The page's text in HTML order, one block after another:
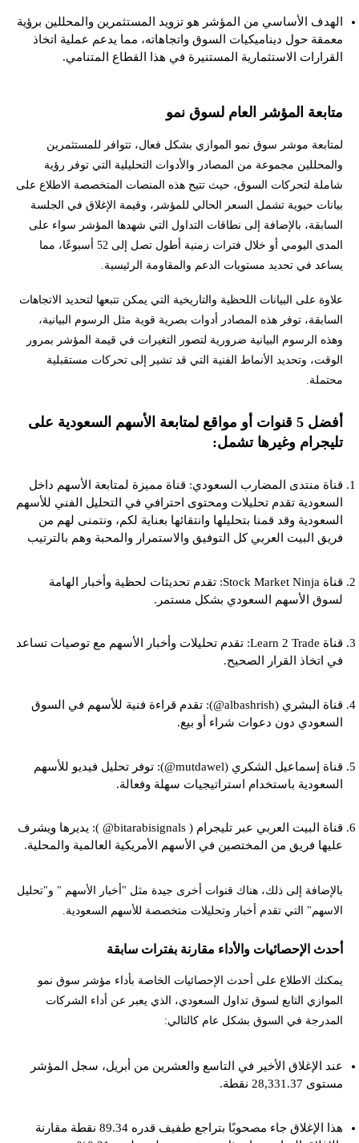
الهدف الأساسي من المؤشر هو تزويد المستثمرين والمحللين برؤية
معمقة حول ديناميكيات السوق واتجاهاته، مما يدعم عملية اتخاذ
القرارات الاستثمارية المستنيرة في هذا القطاع المتنامي.
متابعة المؤشر العام لسوق نمو
لمتابعة موشر سوق نمو الموازي بشكل فعال، تتوافر للمستثمرين
والمحللين مجموعة من المصادر والأدوات التحليلية التي توفر رؤية
شاملة لتحركات السوق، حيث تتيح هذه المنصات المتخصصة الاطلاع على
بيانات حيوية تشمل السعر الحالي للمؤشر، وقيمة الإغلاق في الجلسة
السابقة، بالإضافة إلى نطاقات التداول التي شهدها المؤشر سواء على
المدى اليومي أو خلال فترات زمنية أطول تصل إلى 52 أسبوعًا، مما
يساعد في تحديد مستويات الدعم والمقاومة الرئيسية.
علاوة على البيانات اللحظية والتاريخية التي يمكن تتبعها لتحديد الاتجاهات
السابقة، توفر هذه المصادر أدوات بصرية قوية مثل الرسوم البيانية،
وهذه الرسوم البيانية ضرورية لتصور التغيرات في قيمة المؤشر بمرور
الوقت، وتحديد الأنماط الفنية التي قد تشير إلى تحركات مستقبلية
محتملة.
أفضل 5 قنوات أو مواقع لمتابعة الأسهم السعودية على
تليجرام وغيرها تشمل:
قناة منتدى المضارب السعودي: قناة مميزة لمتابعة الأسهم داخل
السعودية تقدم تحليلات ومحتوى احترافي في التحليل الفني للأسهم
السعودية وقد قمنا بتحليلها وانتقائها بعناية لكم، ونتمنى لهم من
فريق البيت العربي كل التوفيق والاستمرار والمحبة وهم بالترتيب
قناة Stock Market Ninja: تقدم تحديثات لحظية وأخبار الهامة
لسوق الأسهم السعودي بشكل مستمر.
قناة Learn 2 Trade: تقدم تحليلات وأخبار الأسهم مع توصيات تساعد
في اتخاذ القرار الصحيح.
قناة البشري (albashrish@): تقدم قراءة فنية للأسهم في السوق
السعودي دون دعوات شراء أو بيع.
قناة إسماعيل الشكري (mutdawel@): توفر تحليل فيديو للأسهم
السعودية باستخدام استراتيجيات سهلة وفعالة.
قناة البيت العربي عبر تليجرام ( bitarabisignals@ ): يديرها ويشرف
عليها فريق من المختصين في الأسهم الأمريكية العالمية والمحلية.
بالإضافة إلى ذلك، هناك قنوات أخرى جيدة مثل "أخبار الأسهم " و"تحليل
الاسهم" التي تقدم أخبار وتحليلات متخصصة للأسهم السعودية.
أحدث الإحصائيات والأداء مقارنة بفترات سابقة
يمكنك الاطلاع على أحدث الإحصائيات الخاصة بأداء مؤشر سوق نمو
الموازي التابع لسوق تداول السعودي، الذي يعبر عن أداء الشركات
المدرجة في السوق بشكل عام كالتالي:
عند الإغلاق الأخير في التاسع والعشرين من أبريل، سجل المؤشر
مستوى 28,331.37 نقطة.
هذا الإغلاق جاء مصحوبًا بتراجع طفيف قدره 89.34 نقطة مقارنة